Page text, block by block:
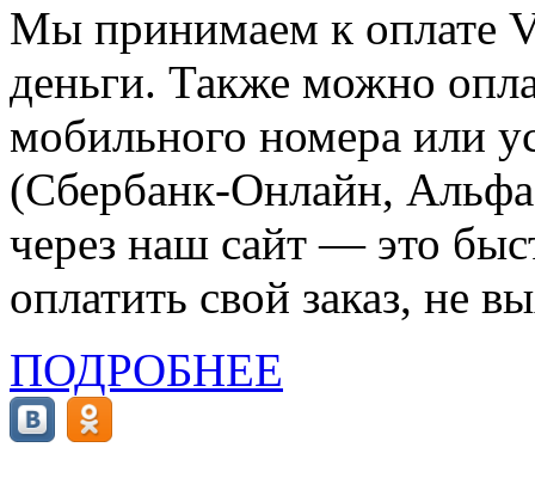
Мы принимаем к оплате
деньги. Также можно
мобильного номера или
(Сбербанк-Онлайн,
через наш сайт — это
оплатить свой заказ, не
ПОДРОБНЕЕ